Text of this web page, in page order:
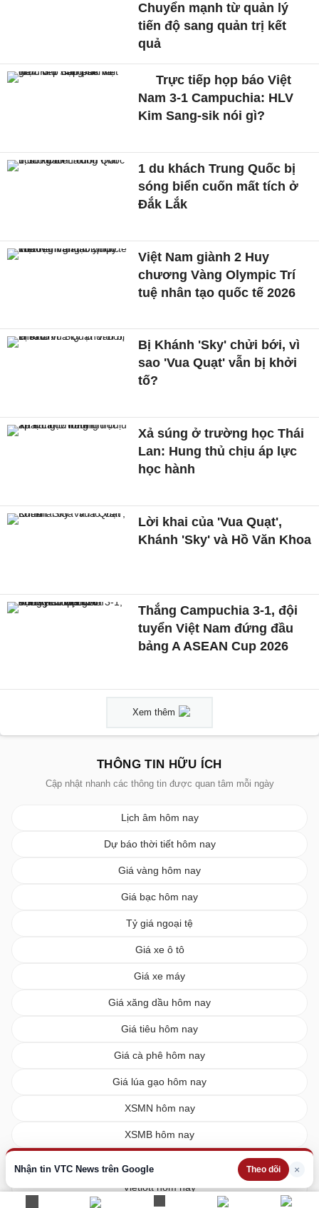
Nhận tin VTC News trên Google Theo dõi ×
Chuyển mạnh từ quản lý
tiến độ sang quản trị kết
quả
Trực tiếp họp báo Việt
Nam 3-1 Campuchia: HLV
Kim Sang-sik nói gì?
1 du khách Trung Quốc bị
sóng biển cuốn mất tích ở
Đắk Lắk
Việt Nam giành 2 Huy
chương Vàng Olympic Trí
tuệ nhân tạo quốc tế 2026
Bị Khánh 'Sky' chửi bới, vì
sao 'Vua Quạt' vẫn bị khởi
tố?
Xả súng ở trường học Thái
Lan: Hung thủ chịu áp lực
học hành
Lời khai của 'Vua Quạt',
Khánh 'Sky' và Hồ Văn Khoa
Thắng Campuchia 3-1, đội
tuyển Việt Nam đứng đầu
bảng A ASEAN Cup 2026
Xem thêm
THÔNG TIN HỮU ÍCH
Cập nhật nhanh các thông tin được quan tâm mỗi ngày
Lịch âm hôm nay
Dự báo thời tiết hôm nay
Giá vàng hôm nay
Giá bạc hôm nay
Tỷ giá ngoại tệ
Giá xe ô tô
Giá xe máy
Giá xăng dầu hôm nay
Giá tiêu hôm nay
Giá cà phê hôm nay
Giá lúa gạo hôm nay
XSMN hôm nay
XSMB hôm nay
Vietlott hôm nay